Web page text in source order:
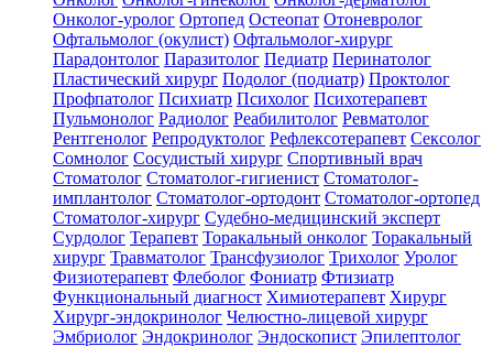
Онколог-уролог Ортопед Остеопат Отоневролог
Офтальмолог (окулист) Офтальмолог-хирург
Парадонтолог Паразитолог Педиатр Перинатолог
Пластический хирург Подолог (подиатр) Проктолог
Профпатолог Психиатр Психолог Психотерапевт
Пульмонолог Радиолог Реабилитолог Ревматолог
Рентгенолог Репродуктолог Рефлексотерапевт Сексолог
Сомнолог Сосудистый хирург Спортивный врач
Стоматолог Стоматолог-гигиенист Стоматолог-
имплантолог Стоматолог-ортодонт Стоматолог-ортопед
Стоматолог-хирург Судебно-медицинский эксперт
Сурдолог Терапевт Торакальный онколог Торакальный
хирург Травматолог Трансфузиолог Трихолог Уролог
Физиотерапевт Флеболог Фониатр Фтизиатр
Функциональный диагност Химиотерапевт Хирург
Хирург-эндокринолог Челюстно-лицевой хирург
Эмбриолог Эндокринолог Эндоскопист Эпилептолог